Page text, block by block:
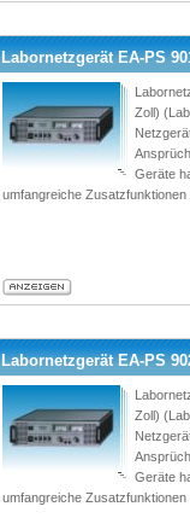
Labornetzgerät EA-PS
Zoll)
Geräte
umfangreiche
Labornetzgerät EA-PS
Zoll)
Geräte
umfangreiche